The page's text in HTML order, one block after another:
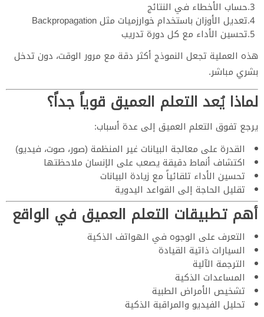
حساب الأخطاء في النتائج
تعديل الأوزان باستخدام خوارزميات مثل Backpropagation
تحسين الأداء مع كل دورة تدريب
هذه العملية تجعل النموذج أكثر دقة مع مرور الوقت، دون تدخل
بشري مباشر.
لماذا يُعد التعلم العميق قوياً جداً؟
يرجع تفوق التعلم العميق إلى عدة أسباب:
القدرة على معالجة البيانات غير المنظمة (صور، صوت، فيديو)
اكتشاف أنماط دقيقة يصعب على الإنسان ملاحظتها
تحسين الأداء تلقائياً مع زيادة البيانات
تقليل الحاجة إلى القواعد اليدوية
أهم تطبيقات التعلم العميق في الواقع
التعرف على الوجوه في الهواتف الذكية
السيارات ذاتية القيادة
الترجمة الآلية
المساعدات الذكية
تشخيص الأمراض الطبية
تحليل الفيديو والمراقبة الذكية